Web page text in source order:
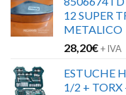
12 SUPER
METALICO
28,20€+ IVA
ESTUCHE
1/2 +